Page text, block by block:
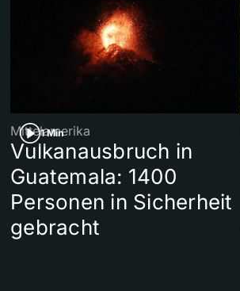
1 Min
Mittelamerika
Vulkanausbruch in
Guatemala: 1400
Personen in Sicherheit
gebracht